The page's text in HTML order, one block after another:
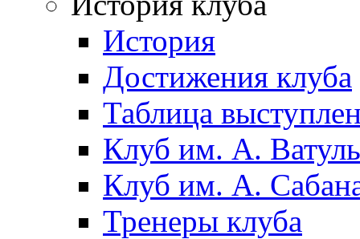
История
Достижения клуба
Таблица
Клуб им. А.
Клуб им. А.
Тренеры клуба